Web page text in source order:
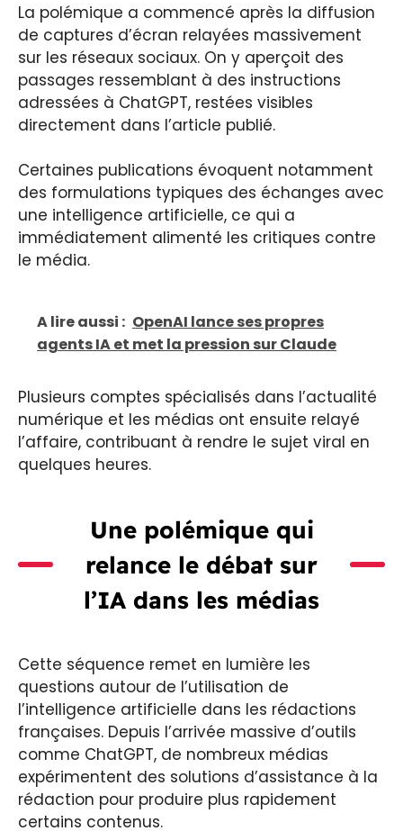
La polémique a commencé après la diffusion
de captures d’écran relayées massivement
sur les réseaux sociaux. On y aperçoit des
passages ressemblant à des instructions
adressées à ChatGPT, restées visibles
directement dans l’article publié.
Certaines publications évoquent notamment
des formulations typiques des échanges avec
une intelligence artificielle, ce qui a
immédiatement alimenté les critiques contre
le média.
A lire aussi : OpenAI lance ses propres
agents IA et met la pression sur Claude
Plusieurs comptes spécialisés dans l’actualité
numérique et les médias ont ensuite relayé
l’affaire, contribuant à rendre le sujet viral en
quelques heures.
Une polémique qui
relance le débat sur
l’IA dans les médias
Cette séquence remet en lumière les
questions autour de l’utilisation de
l’intelligence artificielle dans les rédactions
françaises. Depuis l’arrivée massive d’outils
comme ChatGPT, de nombreux médias
expérimentent des solutions d’assistance à la
rédaction pour produire plus rapidement
certains contenus.